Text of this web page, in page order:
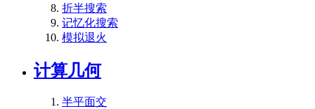
折半搜索
记忆化搜索
模拟退火
计算几何
半平面交